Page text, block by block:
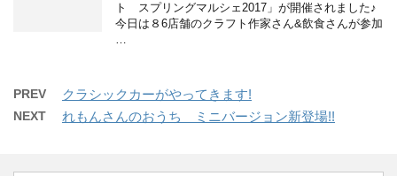
ト スプリングマルシェ2017」が開催されました♪
今日は８6店舗のクラフト作家さん&飲食さんが参加
PREV クラシックカーがやってきます!
NEXT れもんさんのおうち ミニバージョン新登場!!